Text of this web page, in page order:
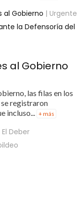
al Gobierno | Urgente
la Defensoría del
al Gobierno
las filas en los
registraron
incluso...
+ más
El Deber